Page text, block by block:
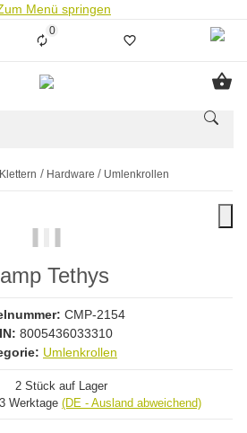
Menü springen
0Liste ist leer
Klettern Hardware Umlenkrollen
Tethys
CMP-2154
8005436033310
Umlenkrollen
2 Stück auf Lager
Werktage (DE - Ausland abweichend)